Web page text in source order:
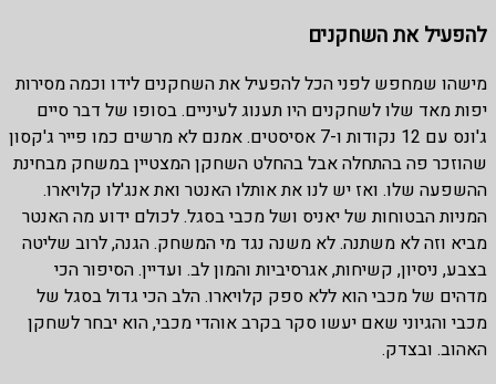
להפעיל את השחקנים
מישהו שמחפש לפני הכל להפעיל את השחקנים לידו וכמה מסירות
יפות מאד שלו לשחקנים היו תענוג לעיניים. בסופו של דבר סיים
ג'ונס עם 12 נקודות ו-7 אסיסטים. אמנם לא מרשים כמו פייר ג'קסון
שהוזכר פה בהתחלה אבל בהחלט השחקן המצטיין במשחק מבחינת
ההשפעה שלו. ואז יש לנו את אותלו האנטר ואת אנג'לו קלויארו.
המניות הבטוחות של יאניס ושל מכבי בסגל. לכולם ידוע מה האנטר
מביא וזה לא משתנה. לא משנה נגד מי המשחק. הגנה, לרוב שליטה
בצבע, ניסיון, קשיחות, אגרסיביות והמון לב. ועדיין. הסיפור הכי
מדהים של מכבי הוא ללא ספק קלויארו. הלב הכי גדול בסגל של
מכבי והגיוני שאם יעשו סקר בקרב אוהדי מכבי, הוא יבחר לשחקן
האהוב. ובצדק.